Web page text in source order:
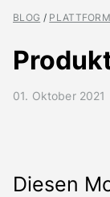
Über Uns
Presse
BLOG / PLATTFORM
01. Oktober 2021
Diesen